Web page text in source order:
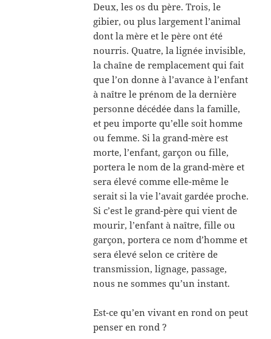
Deux, les os du père. Trois, le
gibier, ou plus largement l’animal
dont la mère et le père ont été
nourris. Quatre, la lignée invisible,
la chaîne de remplacement qui fait
que l’on donne à l’avance à l’enfant
à naître le prénom de la dernière
personne décédée dans la famille,
et peu importe qu’elle soit homme
ou femme. Si la grand-mère est
morte, l’enfant, garçon ou fille,
portera le nom de la grand-mère et
sera élevé comme elle-même le
serait si la vie l’avait gardée proche.
Si c’est le grand-père qui vient de
mourir, l’enfant à naître, fille ou
garçon, portera ce nom d’homme et
sera élevé selon ce critère de
transmission, lignage, passage,
nous ne sommes qu’un instant.
Est-ce qu’en vivant en rond on peut
penser en rond ?